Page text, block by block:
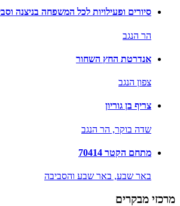
סיורים ופעילויות לכל המשפחה בניצנה
הר הנגב
אנדרטת החץ השחור
צפון הנגב
צריף בן גוריון
שדה בוקר, הר הנגב
מתחם הקטר 70414
באר שבע, באר שבע והסביבה
מרכזי מבקרים